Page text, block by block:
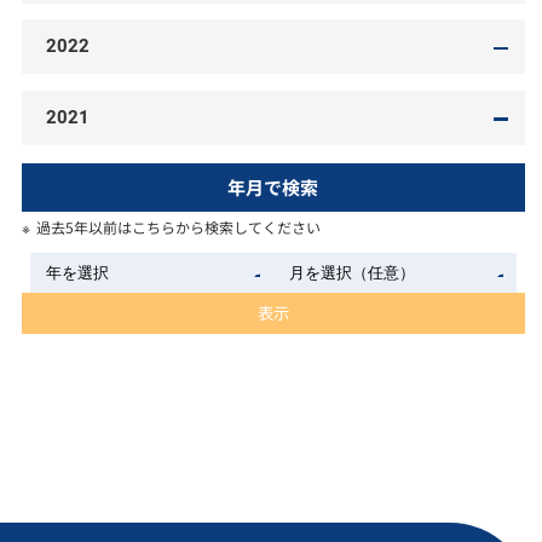
2022
2021
年月で検索
過去5年以前はこちらから検索してください
表示